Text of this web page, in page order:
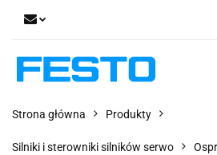
Strona główna Produkty
Silniki i sterowniki silników serwo